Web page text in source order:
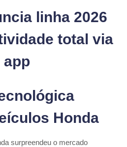
linha 2026
total via
app
Honda
surpreendeu o mercado